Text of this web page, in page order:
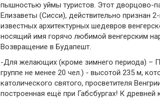
пышностью уймы туристов. Этот дворцово-
Елизаветы (Сисси), действительно признан
известных архитектурных шедевров
носящий имя горячо любимой венгерским
Возвращение в Будапешт.
-Для желающих (кроме зимнего периода) –
группе не менее 20 чел.) - высотой 235 м,
католического святого, просветителя
построенная ещё при Габсбургах! К древней